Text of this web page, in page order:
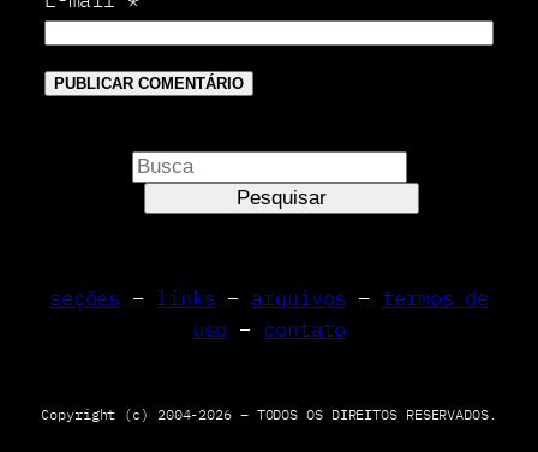
P
r
Pesquisar
seções – links – arquivos –termos de
uso – contato
Copyright (c) 2004-2026 – TODOS OS DIREITOS RESERVADOS.